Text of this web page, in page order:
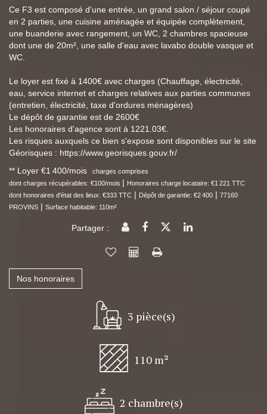
Ce F3 est composé d'une entrée, un grand salon / séjour coupé
en 2 parties, une cuisine aménagée et équipée complètement,
une buanderie avec rangement, un WC, 2 chambres spacieuse
dont une de 20m², une salle d'eau avec lavabo double vasque et
WC.
Le loyer est fixé à 1400€ avec charges (Chauffage, électricité,
eau, service internet et charges relatives aux parties communes
(entretien, électricité, taxe d'ordures ménagères)
Le dépôt de garantie est de 2600€
Les honoraires d'agence sont à 1221.03€.
Les risques auxquels ce bien s'expose sont disponibles sur le site
Géorisques : https://www.georisques.gouv.fr/
** Loyer €1 400/mois
charges comprises
dont charges récupérables: €100/mois | Honoraires charge locataire: €1 221 TTC
dont honoraires d'état des lieux: €333 TTC | Dépôt de garantie: €2 400 | 77160
PROVINS | Surface habitable: 110m²
Partager :
Nos honoraires
3 pièce(s)
110 m²
2 chambre(s)